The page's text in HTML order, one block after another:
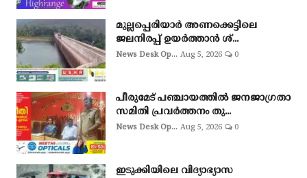
മുല്ലപ്പെരിയാർ അണക്കെട്ടിലെ
ജലനിരപ്പ് ഉയർത്താൻ ശ്...
News Desk Op... Aug 5, 2026 0
പീരുമേട് പഞ്ചായത്തിൽ ജനജാഗ്രതാ
സമിതി പ്രവർത്തനം തു...
News Desk Op... Aug 5, 2026 0
ഇടുക്കിയിലെ വിദ്യാഭ്യാസ